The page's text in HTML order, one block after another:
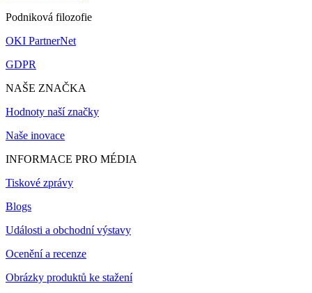
Podniková filozofie
OKI PartnerNet
GDPR
NAŠE ZNAČKA
Hodnoty naší značky
Naše inovace
INFORMACE PRO MÉDIA
Tiskové zprávy
Blogs
Události a obchodní výstavy
Ocenění a recenze
Obrázky produktů ke stažení